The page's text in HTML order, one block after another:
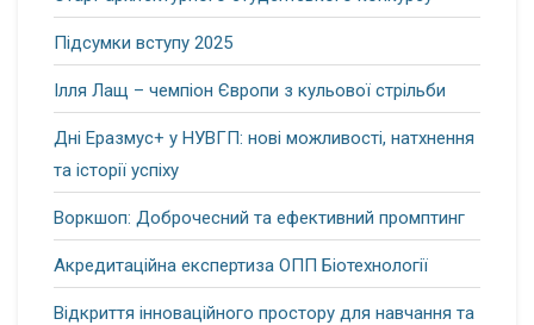
Підсумки вступу 2025
Ілля Лащ – чемпіон Європи з кульової стрільби
Дні Еразмус+ у НУВГП: нові можливості, натхнення
та історії успіху
Воркшоп: Доброчесний та ефективний промптинг
Акредитаційна експертиза ОПП Біотехнології
Відкриття інноваційного простору для навчання та